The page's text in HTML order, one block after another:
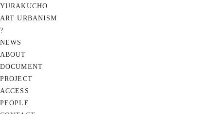
YURAKUCHO
ART URBANISM
?
NEWS
ABOUT
DOCUMENT
PROJECT
ACCESS
PEOPLE